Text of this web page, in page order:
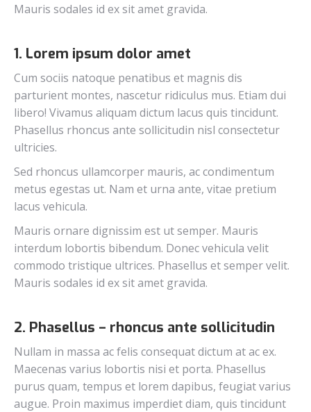
Mauris sodales id ex sit amet gravida.
1. Lorem ipsum dolor amet
Cum sociis natoque penatibus et magnis dis
parturient montes, nascetur ridiculus mus. Etiam dui
libero! Vivamus aliquam dictum lacus quis tincidunt.
Phasellus rhoncus ante sollicitudin nisl consectetur
ultricies.
Sed rhoncus ullamcorper mauris, ac condimentum
metus egestas ut. Nam et urna ante, vitae pretium
lacus vehicula.
Mauris ornare dignissim est ut semper. Mauris
interdum lobortis bibendum. Donec vehicula velit
commodo tristique ultrices. Phasellus et semper velit.
Mauris sodales id ex sit amet gravida.
2. Phasellus – rhoncus ante sollicitudin
Nullam in massa ac felis consequat dictum at ac ex.
Maecenas varius lobortis nisi et porta. Phasellus
purus quam, tempus et lorem dapibus, feugiat varius
augue. Proin maximus imperdiet diam, quis tincidunt